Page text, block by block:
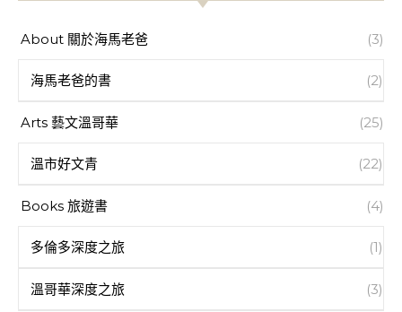
About 關於海馬老爸 (3)
海馬老爸的書 (2)
Arts 藝文溫哥華 (25)
溫市好文青 (22)
Books 旅遊書 (4)
多倫多深度之旅 (1)
溫哥華深度之旅 (3)